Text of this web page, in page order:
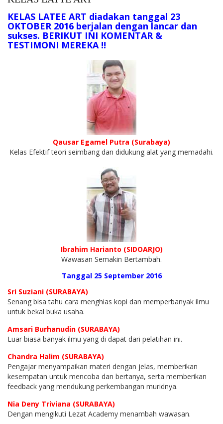
KELAS LATEE ART diadakan tanggal 23
OKTOBER 2016 berjalan dengan lancar dan
sukses. BERIKUT INI KOMENTAR &
TESTIMONI MEREKA !!
Qausar Egamel Putra (Surabaya)
Kelas Efektif teori seimbang dan didukung alat yang memadahi.
Ibrahim Harianto (SIDOARJO)
Wawasan Semakin Bertambah.
Tanggal 25 September 2016
Sri Suziani (SURABAYA)
Senang bisa tahu cara menghias kopi dan memperbanyak ilmu
untuk bekal buka usaha.
Amsari Burhanudin (SURABAYA)
Luar biasa banyak ilmu yang di dapat dari pelatihan ini.
Chandra Halim (SURABAYA)
Pengajar menyampaikan materi dengan jelas, memberikan
kesempatan untuk mencoba dan bertanya, serta memberikan
feedback yang mendukung perkembangan muridnya.
Nia Deny Triviana (SURABAYA)
Dengan mengikuti Lezat Academy menambah wawasan.